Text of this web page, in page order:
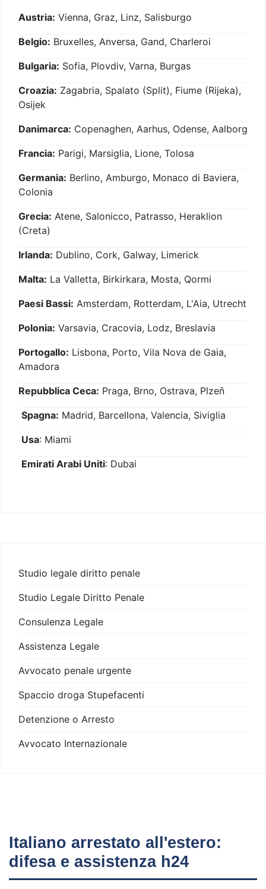
Austria: Vienna, Graz, Linz, Salisburgo
Belgio: Bruxelles, Anversa, Gand, Charleroi
Bulgaria: Sofia, Plovdiv, Varna, Burgas
Croazia: Zagabria, Spalato (Split), Fiume (Rijeka),
Osijek
Danimarca: Copenaghen, Aarhus, Odense, Aalborg
Francia: Parigi, Marsiglia, Lione, Tolosa
Germania: Berlino, Amburgo, Monaco di Baviera,
Colonia
Grecia: Atene, Salonicco, Patrasso, Heraklion
(Creta)
Irlanda: Dublino, Cork, Galway, Limerick
Malta: La Valletta, Birkirkara, Mosta, Qormi
Paesi Bassi: Amsterdam, Rotterdam, L'Aia, Utrecht
Polonia: Varsavia, Cracovia, Lodz, Breslavia
Portogallo: Lisbona, Porto, Vila Nova de Gaia,
Amadora
Repubblica Ceca: Praga, Brno, Ostrava, Plzeň
Spagna: Madrid, Barcellona, Valencia, Siviglia
Usa: Miami
Emirati Arabi Uniti: Dubai
Studio legale diritto penale
Studio Legale Diritto Penale
Consulenza Legale
Assistenza Legale
Avvocato penale urgente
Spaccio droga Stupefacenti
Detenzione o Arresto
Avvocato Internazionale
Italiano arrestato all'estero:
difesa e assistenza h24